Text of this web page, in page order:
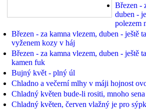
Březen -
duben -
polezem
Březen - za kamna vlezem, duben - ještě
vyženem kozy v háj
Březen - za kamna vlezem, duben - ještě
kamen fuk
Bujný květ - plný úl
Chladno a večerní mlhy v máji hojnost
Chladný květen bude-li rositi, mnoho
Chladný květen, červen vlažný je pro